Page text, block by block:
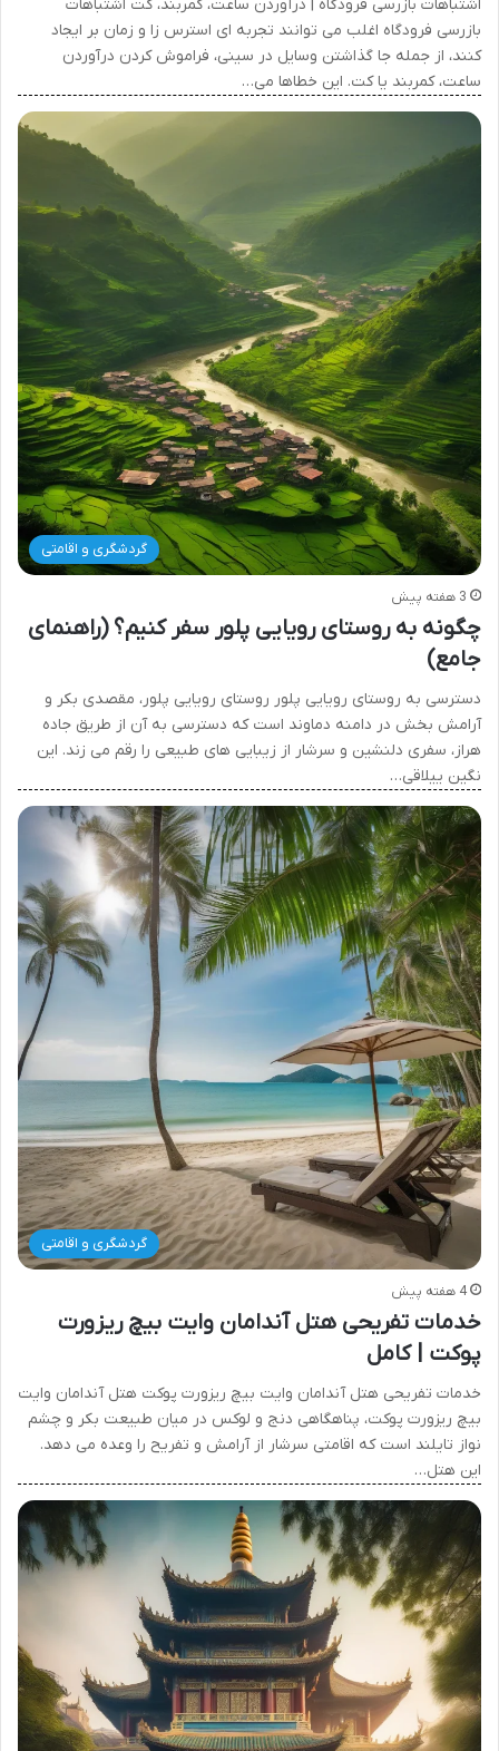
اشتباهات بازرسی فرودگاه | درآوردن ساعت، کمربند، کت اشتباهات
بازرسی فرودگاه اغلب می توانند تجربه ای استرس زا و زمان بر ایجاد
کنند، از جمله جا گذاشتن وسایل در سینی، فراموش کردن درآوردن
ساعت، کمربند یا کت. این خطاها می…
گردشگری و اقامتی
3 هفته پیش
چگونه به روستای رویایی پلور سفر کنیم؟ (راهنمای
جامع)
دسترسی به روستای رویایی پلور روستای رویایی پلور، مقصدی بکر و
آرامش بخش در دامنه دماوند است که دسترسی به آن از طریق جاده
هراز، سفری دلنشین و سرشار از زیبایی های طبیعی را رقم می زند. این
نگین ییلاقی…
گردشگری و اقامتی
4 هفته پیش
خدمات تفریحی هتل آندامان وایت بیچ ریزورت
پوکت | کامل
خدمات تفریحی هتل آندامان وایت بیچ ریزورت پوکت هتل آندامان وایت
بیچ ریزورت پوکت، پناهگاهی دنج و لوکس در میان طبیعت بکر و چشم
نواز تایلند است که اقامتی سرشار از آرامش و تفریح را وعده می دهد.
این هتل…